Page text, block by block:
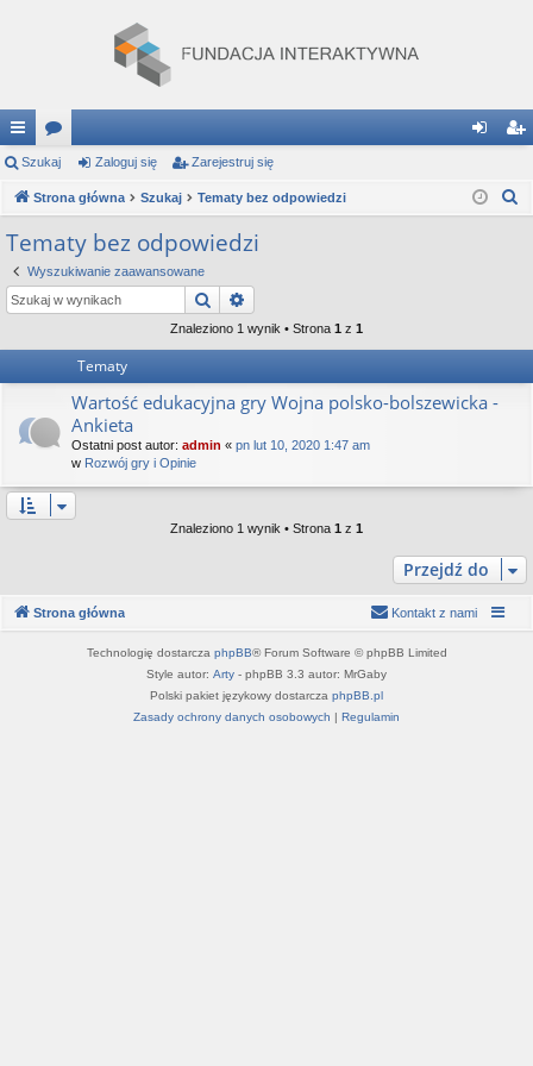
ię
ce
j
…
or
a og ej
Szukaj Zaloguj się Zarejestruj się
Strona główna Szukaj Tematy bez odpowiedzi
Tematy bez odpowiedzi
Wyszukiwanie zaawansowane
Szukaj
Znaleziono 1 wynik • Strona 1 z 1
Tematy
Wartość edukacyjna gry Wojna polsko-bolszewicka -
Ankieta
Ostatni post autor: admin « pn lut 10, 2020 1:47 am
w Rozwój gry i Opinie
Znaleziono 1 wynik • Strona 1 z 1
Przejdź do
Strona główna Kontakt z nami
Technologię dostarcza phpBB® Forum Software © phpBB Limited
Style autor: Arty - phpBB 3.3 autor: MrGaby
Polski pakiet językowy dostarcza phpBB.pl
Zasady ochrony danych osobowych | Regulamin